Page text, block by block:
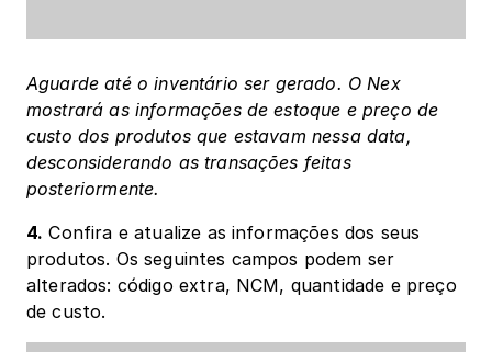
Aguarde até o inventário ser gerado. O Nex
mostrará as informações de estoque e preço de
custo dos produtos que estavam nessa data,
desconsiderando as transações feitas
posteriormente.
4. Confira e atualize as informações dos seus
produtos. Os seguintes campos podem ser
alterados: código extra, NCM, quantidade e preço
de custo.